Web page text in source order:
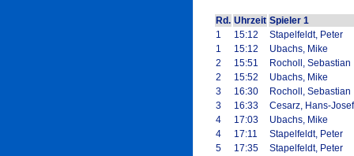
Rd. Uhrzeit Spieler 1
1
15:12
Stapelfeldt, Peter
1
15:12
Ubachs, Mike
2
15:51
Rocholl, Sebastian
2
15:52
Ubachs, Mike
3
16:30
Rocholl, Sebastian
3
16:33
Cesarz, Hans-Josef
4
17:03
Ubachs, Mike
4
17:11
Stapelfeldt, Peter
5
17:35
Stapelfeldt, Peter